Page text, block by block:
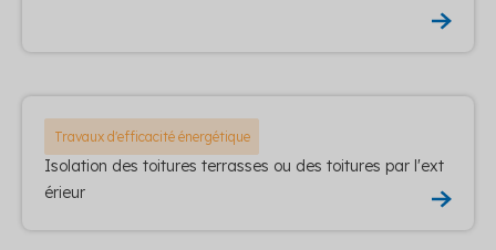
Travaux d'efficacité énergétique
Isolation des toitures terrasses ou des toitures par l'ext
érieur